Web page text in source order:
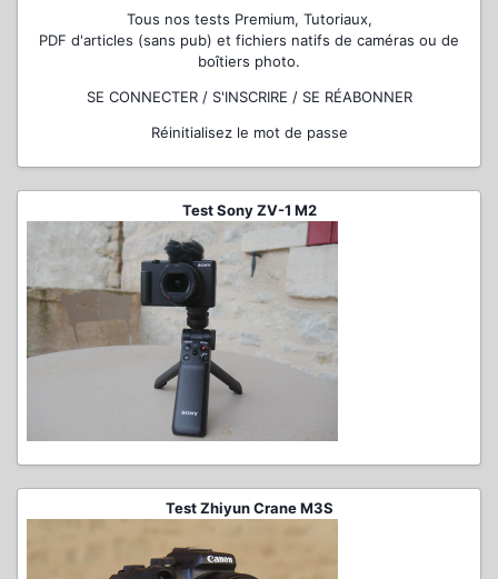
Tous nos tests Premium, Tutoriaux,
PDF d'articles (sans pub) et fichiers natifs de caméras ou de
boîtiers photo.
SE CONNECTER / S'INSCRIRE / SE RÉABONNER
Réinitialisez le mot de passe
Test Sony ZV-1 M2
Test Zhiyun Crane M3S